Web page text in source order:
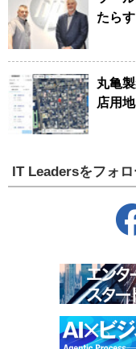
たら
丸亀
店用
IT Leadersをフォ